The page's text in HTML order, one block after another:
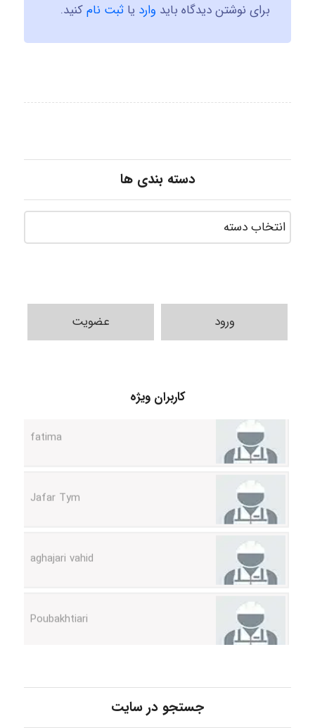
برای نوشتن دیدگاه باید وارد یا ثبت نامکنید.
دسته بندی ها
ورود عضویت
کاربران ویژه
جستجو در سایت